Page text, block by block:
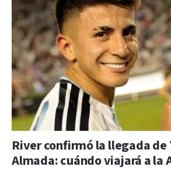
River confirmó la llegada de
Almada: cuándo viajará a la